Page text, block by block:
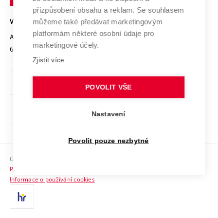
Open Science
Projekty
Projekty ze strukturálních fondů
Specifický výzkum
Univerzitní sítě
Bezpečná univerzita
Vyznamenání
Organizační struktura
Ochrana osobních údajů
odkaz)
Sociální bezpečí
HR Award
Kontakty
VYSOKÉ UČENÍ TECHNICKÉ V BRNĚ
Antonínská 548/1
602 00 Brno
www.vut.cz
vut@vutbr.cz
Copyright © 2026 VUT
Prohlášení o přístupnosti
Informace o používání cookies
přizpůsobení obsahu a reklam. Se souhlasem
můžeme také předávat marketingovým
platformám některé osobní údaje pro
marketingové účely.
Zjistit více
POVOLIT VŠE
Nastavení
Povolit pouze nezbytné